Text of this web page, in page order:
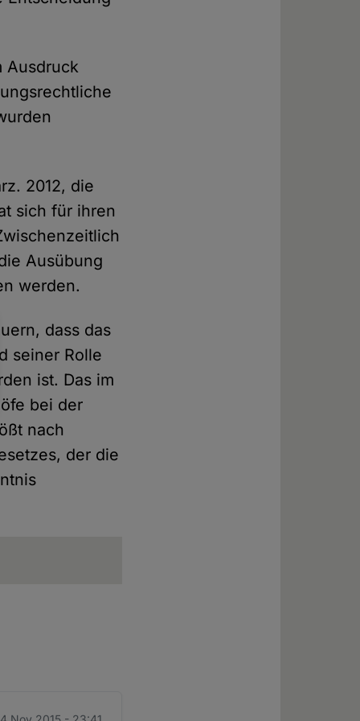
Ausdruck
2012, die
sich für ihren
Ausübung
werden.
dass das
seiner Rolle
ist. Das im
bei der
nach
der die